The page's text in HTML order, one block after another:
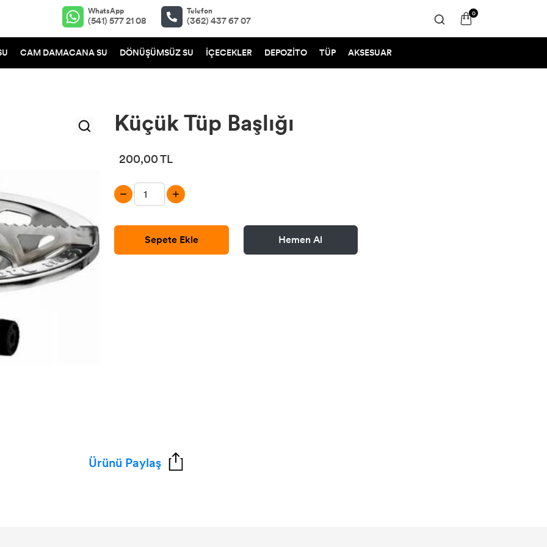
WhatsApp
(541) 577 21 08
Telefon
(362) 437 67 07
0
CAM DAMACANA SU DÖNÜŞÜMSÜZ SU İÇECEKLER DEPOZİTO TÜP AKSESUAR
Küçük Tüp Başlığı
200,00 TL
Sepete Ekle Hemen Al
Ürünü Paylaş